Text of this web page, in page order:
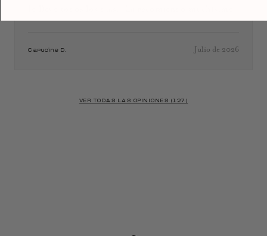
Capucine D. Julio de 2026
VER TODAS LAS OPINIONES (127)